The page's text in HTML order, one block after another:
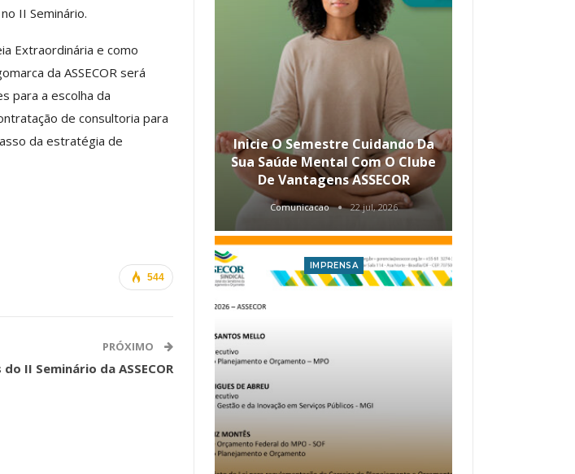
II Seminário.
Extraordinária e como
da ASSECOR será
para a escolha da
de consultoria para
da estratégia de
544
PRÓXIMO
II Seminário da ASSECOR
Unida Em Torno Dos
Inicie O Semestre Cuidando Da
Sua Saúde Mental Com O Clube
De Vantagens ASSECOR
Comunicacao 22 jul, 2026
IMPRENSA